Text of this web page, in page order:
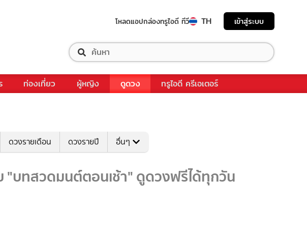
โหลดแอปกล่องทรูไอดี ทีวี TH เข้าสู่ระบบ
ท่องเที่ยว ผู้หญิง ดูดวง ทรูไอดี ครีเอเตอร์
ดวงรายเดือน ดวงรายปี อื่นๆ
บทสวดมนต์ตอนเช้า" ดูดวงฟรีได้ทุกวัน